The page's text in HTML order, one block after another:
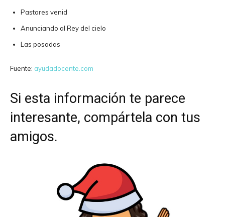
Pastores venid
Anunciando al Rey del cielo
Las posadas
Fuente: ayudadocente.com
Si esta información te parece
interesante, compártela con tus
amigos.